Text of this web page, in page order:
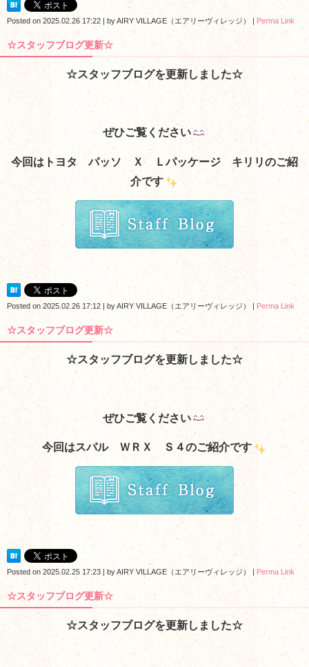
Posted on 2025.02.26 17:22 | byAIRY VILLAGE（エアリーヴィレッジ） | Perma Link
☆スタッフブログ更新☆
☆スタッフブログを更新しました☆
ぜひご覧ください
今回はトヨタ パッソ Ｘ Ｌパッケージ キリリのご紹
介です
Posted on 2025.02.26 17:12 | byAIRY VILLAGE（エアリーヴィレッジ） | Perma Link
☆スタッフブログ更新☆
☆スタッフブログを更新しました☆
ぜひご覧ください
今回はスバル ＷＲＸ Ｓ４のご紹介です
Posted on 2025.02.25 17:23 | byAIRY VILLAGE（エアリーヴィレッジ） | Perma Link
☆スタッフブログ更新☆
☆スタッフブログを更新しました☆